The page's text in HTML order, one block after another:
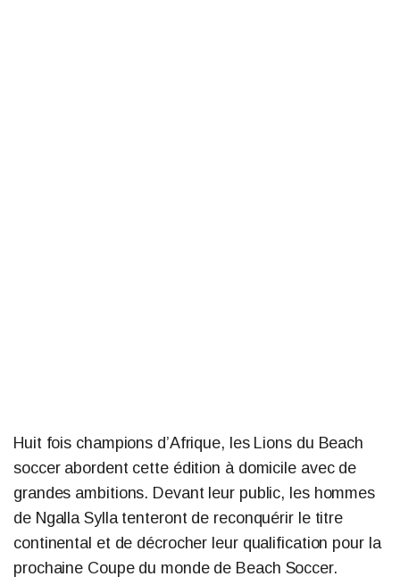
Huit fois champions d’Afrique, les Lions du Beach
soccer abordent cette édition à domicile avec de
grandes ambitions. Devant leur public, les hommes
de Ngalla Sylla tenteront de reconquérir le titre
continental et de décrocher leur qualification pour la
prochaine Coupe du monde de Beach Soccer.